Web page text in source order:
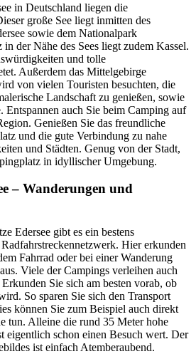
in Deutschland liegen die
große See liegt inmitten des
sowie dem Nationalpark
der Nähe des Sees liegt zudem Kassel.
und tolle
Außerdem das Mittelgebirge
von vielen Touristen besuchten, die
Landschaft zu genießen, sowie
Entspannen auch Sie beim Camping auf
Genießen Sie das freundliche
und die gute Verbindung zu nahe
und Städten. Genug von der Stadt,
in idyllischer Umgebung.
– Wanderungen und
Edersee gibt es ein bestens
Hier erkunden
Fahrrad oder bei einer Wanderung
Viele der Campings verleihen auch
Sie sich am besten vorab, ob
So sparen Sie sich den Transport
können Sie zum Beispiel auch direkt
tun. Alleine die rund 35 Meter hohe
eigentlich schon einen Besuch wert. Der
ist einfach Atemberaubend.